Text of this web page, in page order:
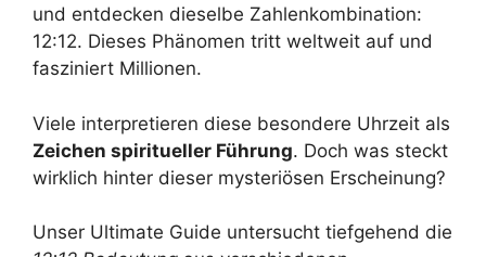
und entdecken dieselbe Zahlenkombination:
12:12. Dieses Phänomen tritt weltweit auf und
fasziniert Millionen.
Viele interpretieren diese besondere Uhrzeit als
Zeichen spiritueller Führung. Doch was steckt
wirklich hinter dieser mysteriösen Erscheinung?
Unser Ultimate Guide untersucht tiefgehend die